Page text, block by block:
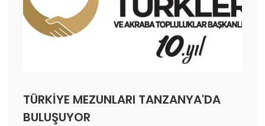
TÜRKİYE MEZUNLARI TANZANYA'DA
BULUŞUYOR